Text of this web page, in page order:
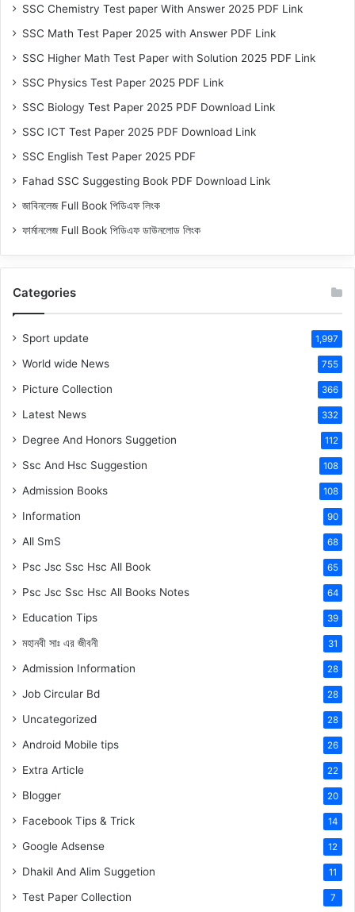
SSC Chemistry Test paper With Answer 2025 PDF Link
SSC Math Test Paper 2025 with Answer PDF Link
SSC Higher Math Test Paper with Solution 2025 PDF Link
SSC Physics Test Paper 2025 PDF Link
SSC Biology Test Paper 2025 PDF Download Link
SSC ICT Test Paper 2025 PDF Download Link
SSC English Test Paper 2025 PDF
Fahad SSC Suggesting Book PDF Download Link
জাবিনলেজ Full Book পিডিএফ লিংক
ফার্মানলেজ Full Book পিডিএফ ডাউনলোড লিংক
Categories
Sport update 1,997
World wide News 755
Picture Collection 366
Latest News 332
Degree And Honors Suggetion 112
Ssc And Hsc Suggestion 108
Admission Books 108
Information 90
All SmS 68
Psc Jsc Ssc Hsc All Book 65
Psc Jsc Ssc Hsc All Books Notes 64
Education Tips 39
মহানবী সাঃ এর জীবনী 31
Admission Information 28
Job Circular Bd 28
Uncategorized 28
Android Mobile tips 26
Extra Article 22
Blogger 20
Facebook Tips & Trick 14
Google Adsense 12
Dhakil And Alim Suggetion 11
Test Paper Collection 7